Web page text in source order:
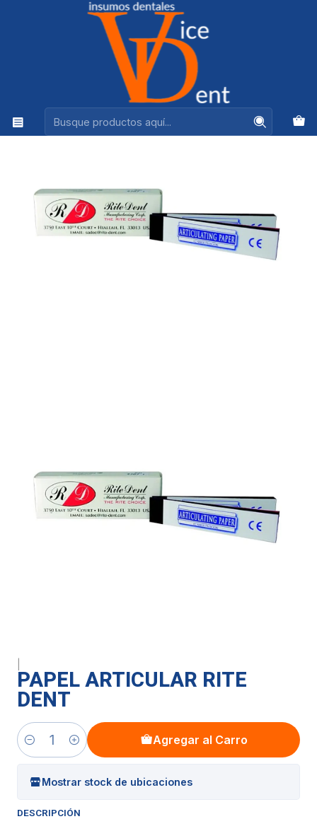
Ventas +56944575313
ADHESION Y RESTAURACION
PAPEL ARTICULAR RITE DENT
PAPEL ARTICULAR RITE
DENT
Cantidad
Agregar al Carro
Mostrar stock de ubicaciones
DESCRIPCIÓN